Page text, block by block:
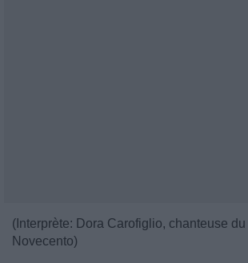
(Interprète: Dora Carofiglio, chanteuse
Novecento)